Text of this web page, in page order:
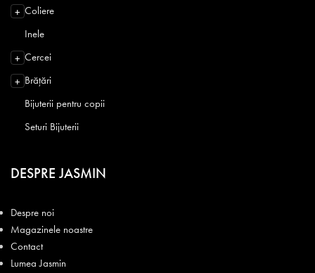
+ Coliere
Inele
+ Cercei
+ Brățări
Bijuterii pentru copii
Seturi Bijuterii
DESPRE JASMIN
Despre noi
Magazinele noastre
Contact
Lumea Jasmin